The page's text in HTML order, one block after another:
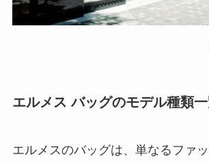
エルメス バッグのモデル種類
エルメスのバッグは、単なるファ